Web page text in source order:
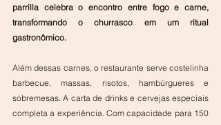
parrilla celebra o encontro entre fogo e carne,
transformando o churrasco em um ritual
gastronômico.
Além dessas carnes, o restaurante serve costelinha
barbecue, massas, risotos, hambúrgueres e
sobremesas. A carta de drinks e cervejas especiais
completa a experiência. Com capacidade para 150